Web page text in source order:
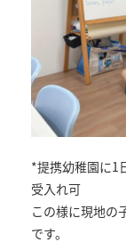
*提携幼稚園に1
受入れ可
この様に現地の
です。